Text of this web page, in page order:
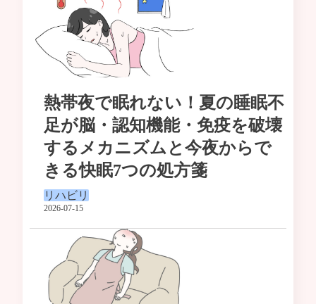
熱帯夜で眠れない！夏の睡眠不
足が脳・認知機能・免疫を破壊
するメカニズムと今夜からで
きる快眠7つの処方箋
リハビリ
2026-07-15